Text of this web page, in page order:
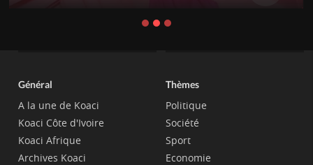
Général
A la une de Koaci
Koaci Côte d'Ivoire
Koaci Afrique
Archives Koaci
Thèmes
Politique
Société
Sport
Economie